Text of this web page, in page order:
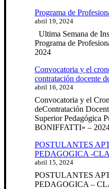
Programa de
abril 19, 2024
Ultima Semana de
Programa de
2024
Convocatoria y el
contratación docente
abril 16, 2024
Convocatoria y el
deContratación
Superior Pedagógica
BONIFFATTI» –
POSTULANTES
PEDAGOGICA -
abril 15, 2024
POSTULANTES
PEDAGOGICA –